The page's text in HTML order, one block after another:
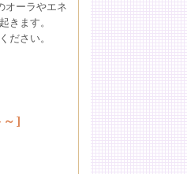
オーラやエネ
起きます。
ださい。
～]